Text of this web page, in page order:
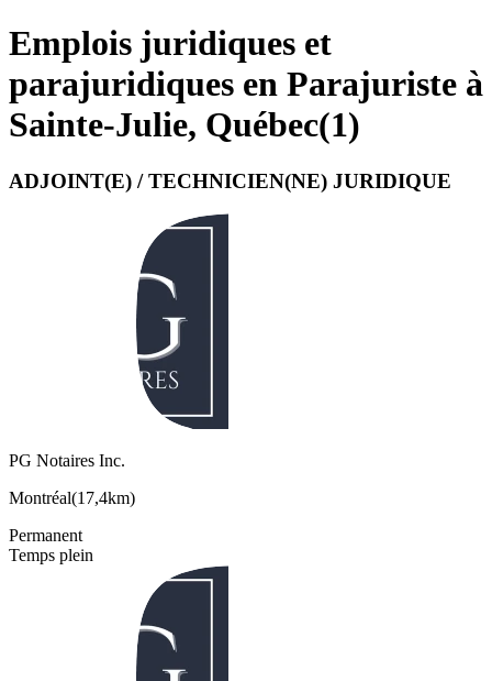
Emplois juridiques et
parajuridiques en Parajuriste à
Sainte-Julie, Québec(1)
ADJOINT(E) / TECHNICIEN(NE) JURIDIQUE
PG Notaires Inc.
Montréal(17,4km)
Permanent
Temps plein